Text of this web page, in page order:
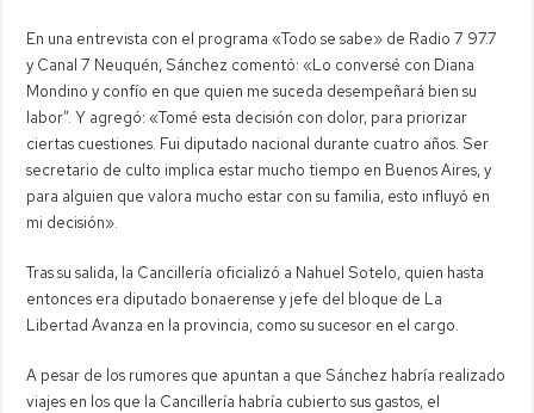
En una entrevista con el programa «Todo se sabe» de Radio 7 97.7
y Canal 7 Neuquén, Sánchez comentó: «Lo conversé con Diana
Mondino y confío en que quien me suceda desempeñará bien su
labor”. Y agregó: «Tomé esta decisión con dolor, para priorizar
ciertas cuestiones. Fui diputado nacional durante cuatro años. Ser
secretario de culto implica estar mucho tiempo en Buenos Aires, y
para alguien que valora mucho estar con su familia, esto influyó en
mi decisión».
Tras su salida, la Cancillería oficializó a Nahuel Sotelo, quien hasta
entonces era diputado bonaerense y jefe del bloque de La
Libertad Avanza en la provincia, como su sucesor en el cargo.
A pesar de los rumores que apuntan a que Sánchez habría realizado
viajes en los que la Cancillería habría cubierto sus gastos, el